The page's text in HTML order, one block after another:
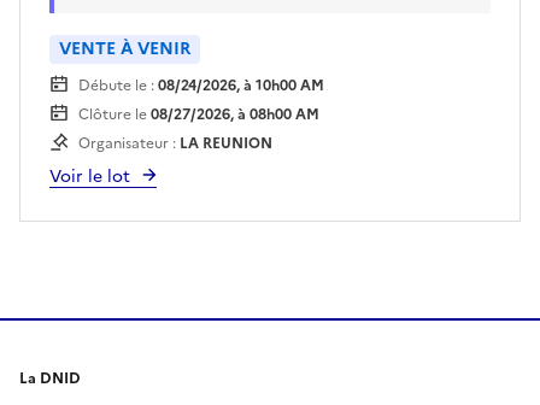
VENTE À VENIR
Débute le :08/24/2026, à 10h00 AM
Clôture le08/27/2026, à 08h00 AM
Organisateur : LA REUNION
Voir le lot
La DNID